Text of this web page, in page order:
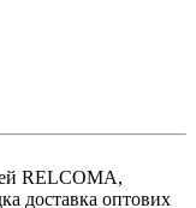
RELCOMA,
доставка оптових